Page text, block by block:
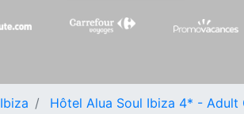
Ibiza Hôtel Alua Soul Ibiza 4* - Adult